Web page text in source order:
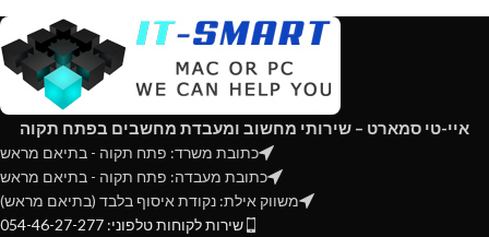
Wear Leveling, Over-Provision
Fully Body Copper Heat
Wear Leveling, Over-Provision
technologies
TRIM & S.M.A.R.T supported
Fully Body Copper Heat
Spreader
איי-טי סמארט – שירותי מחשוב ומעבדת מחשבים בפתח תקוה
כתובת משרד: פתח תקוה - בתיאם מראש
כתובת מעבדה: פתח תקוה - בתיאם מראש
משווק אילת: נקודת איסוף בלבד (בתיאם מראש)
שירות לקוחות טלפוני: 054-46-27-277